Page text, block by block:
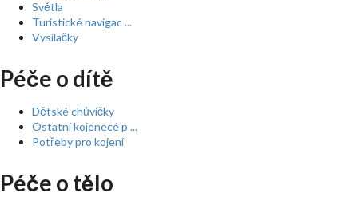
Světla
Turistické navigac ...
Vysílačky
Péče o dítě
Dětské chůvičky
Ostatní kojenecé p ...
Potřeby pro kojení
Péče o tělo